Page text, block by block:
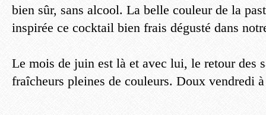
bien sûr, sans alcool. La belle couleur de la
inspirée ce cocktail bien frais dégusté dans
Le mois de juin est là et avec lui, le retour des
fraîcheurs pleines de couleurs. Doux vendredi